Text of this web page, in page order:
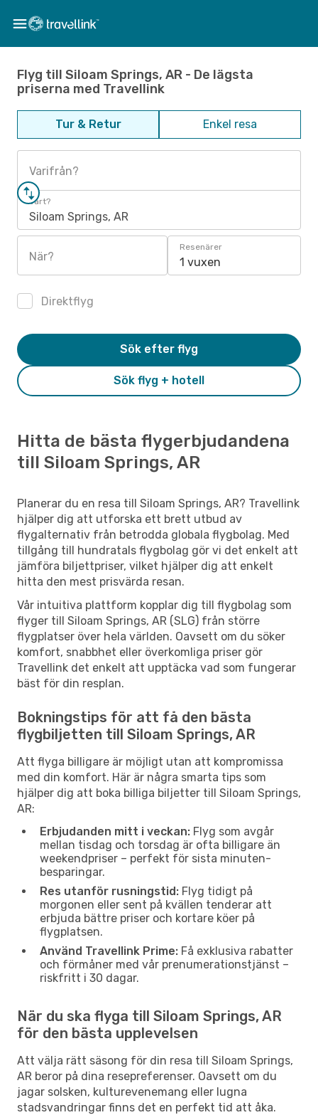
Flyg till Siloam Springs, AR - De lägsta
priserna med Travellink
Tur & Retur Enkel resa
Varifrån?
Vart?
Siloam Springs, AR
När?
Resenärer
1 vuxen
Direktflyg
Sök flyg + hotell
Sök efter flyg
Hitta de bästa flygerbjudandena
till Siloam Springs, AR
Planerar du en resa till Siloam Springs, AR? Travellink
hjälper dig att utforska ett brett utbud av
flygalternativ från betrodda globala flygbolag. Med
tillgång till hundratals flygbolag gör vi det enkelt att
jämföra biljettpriser, vilket hjälper dig att enkelt
hitta den mest prisvärda resan.
Vår intuitiva plattform kopplar dig till flygbolag som
flyger till Siloam Springs, AR (SLG) från större
flygplatser över hela världen. Oavsett om du söker
komfort, snabbhet eller överkomliga priser gör
Travellink det enkelt att upptäcka vad som fungerar
bäst för din resplan.
Bokningstips för att få den bästa
flygbiljetten till Siloam Springs, AR
Att flyga billigare är möjligt utan att kompromissa
med din komfort. Här är några smarta tips som
hjälper dig att boka billiga biljetter till Siloam Springs,
AR:
Erbjudanden mitt i veckan: Flyg som avgår
mellan tisdag och torsdag är ofta billigare än
weekendpriser – perfekt för sista minuten-
besparingar.
Res utanför rusningstid: Flyg tidigt på
morgonen eller sent på kvällen tenderar att
erbjuda bättre priser och kortare köer på
flygplatsen.
Använd Travellink Prime: Få exklusiva rabatter
och förmåner med vår prenumerationstjänst –
riskfritt i 30 dagar.
När du ska flyga till Siloam Springs, AR
för den bästa upplevelsen
Att välja rätt säsong för din resa till Siloam Springs,
AR beror på dina resepreferenser. Oavsett om du
jagar solsken, kulturevenemang eller lugna
stadsvandringar finns det en perfekt tid att åka.